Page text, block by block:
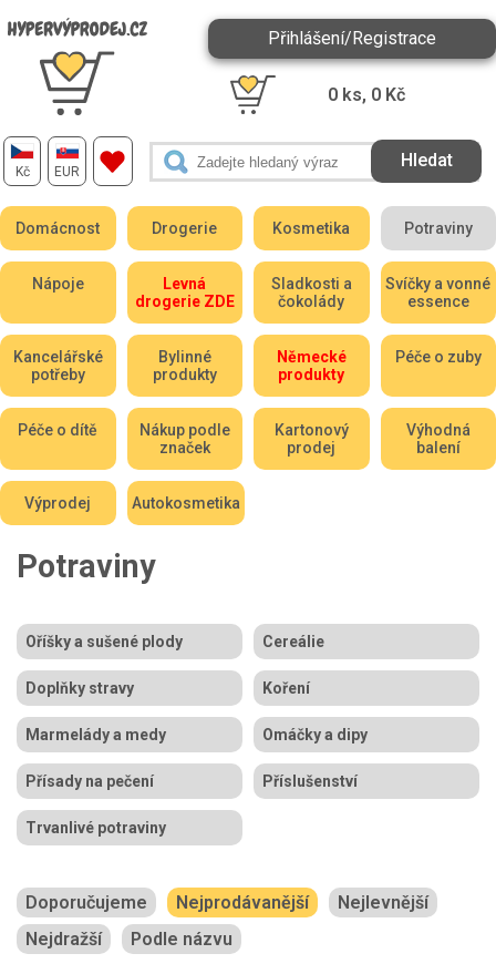
Kč EUR
Přihlášení/Registrace
0 ks, 0 Kč
Domácnost Drogerie Kosmetika Potraviny
Nápoje
Levná
drogerie ZDE
Sladkosti a
čokolády
Svíčky a vonné
essence
Kancelářské
potřeby
Bylinné
produkty
Německé
produkty
Péče o zuby
Péče o dítě
Nákup podle
značek
Kartonový
prodej
Výhodná
balení
Výprodej Autokosmetika
Potraviny
Oříšky a sušené plody Cereálie
Doplňky stravy Koření
Marmelády a medy Omáčky a dipy
Přísady na pečení Příslušenství
Trvanlivé potraviny
Doporučujeme Nejprodávanější
Nejlevnější
Nejdražší
Podle názvu